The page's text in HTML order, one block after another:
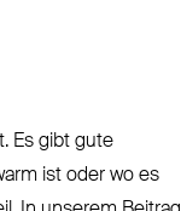
Es gibt gute
ist oder wo es